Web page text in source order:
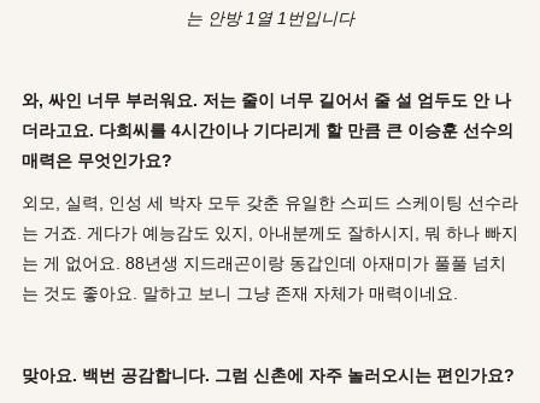
는 안방 1열 1번입니다
와, 싸인 너무 부러워요. 저는 줄이 너무 길어서 줄 설 엄두도 안 나
더라고요. 다희씨를 4시간이나 기다리게 할 만큼 큰 이승훈 선수의
매력은 무엇인가요?
외모, 실력, 인성 세 박자 모두 갖춘 유일한 스피드 스케이팅 선수라
는 거죠. 게다가 예능감도 있지, 아내분께도 잘하시지, 뭐 하나 빠지
는 게 없어요. 88년생 지드래곤이랑 동갑인데 아재미가 풀풀 넘치
는 것도 좋아요. 말하고 보니 그냥 존재 자체가 매력이네요.
맞아요. 백번 공감합니다. 그럼 신촌에 자주 놀러오시는 편인가요?